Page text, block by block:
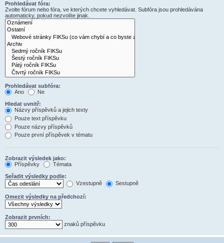
Prohledávat fóra:
Zvolte fórum nebo fóra, ve kterých chcete vyhledávat. Subfóra jsou prohledávána
automaticky, pokud nezvolíte jinak.
Prohledávat subfóra:
Ano
Ne
Hledat uvnitř:
Názvy příspěvků a jejich texty
Pouze text příspěvku
Pouze názvy příspěvků
Pouze první příspěvek v tématu
Zobrazit výsledek jako:
Příspěvky
Témata
Seřadit výsledky podle:
Vzestupně
Sestupně
Omezit výsledky na předchozí:
Zobrazit prvních:
znaků příspěvku